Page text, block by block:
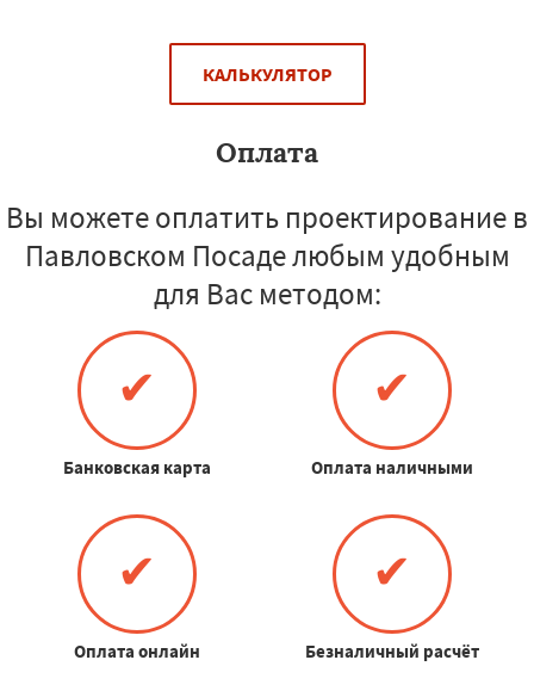
КАЛЬКУЛЯТОР
Оплата
Вы можете оплатить проектирование в
Павловском Посаде любым удобным
для Вас методом:
✔
Банковская карта
✔
Оплата наличными
✔
Оплата онлайн
✔
Безналичный расчёт